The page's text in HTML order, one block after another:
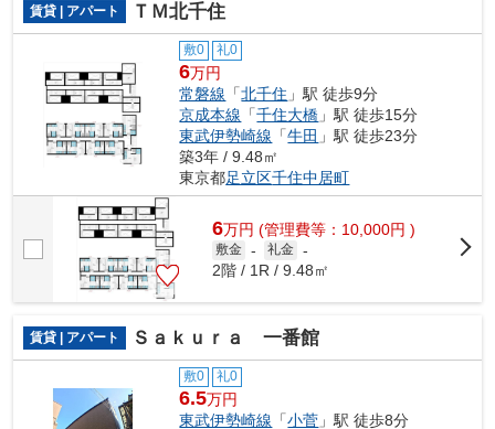
賃貸 | アパート ＴＭ北千住
敷0 礼0
6万円
常磐線 「北千住 」駅 徒歩9分
京成本線 「千住大橋 」駅 徒歩15分
東武伊勢崎線 「牛田 」駅 徒歩23分
築3年 / 9.48㎡
東京都足立区千住中居町
6万円 (管理費等：10,000円 )
敷金 - 礼金 -
2階 / 1R / 9.48㎡
賃貸 | アパート Ｓａｋｕｒａ 一番館
敷0 礼0
6.5万円
東武伊勢崎線 「小菅 」駅 徒歩8分